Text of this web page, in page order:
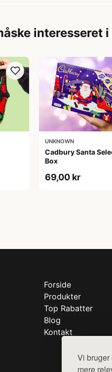
Vi bruger
mere
interesseret i
UNKNOWN
Cadbury Santa
Box
69,00 kr
Forside
Produkter
Top Rabatter
Blog
Kontakt